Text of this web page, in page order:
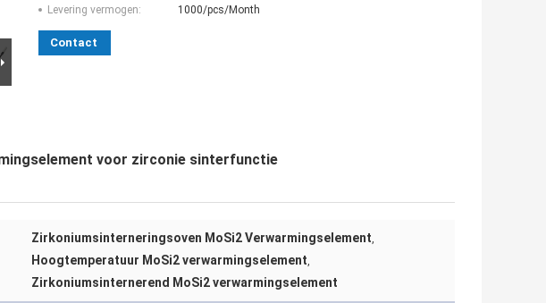
Levering vermogen:
1000/pcs/Month
Contact
voor zirconie sinterfunctie
Zirkoniumsinterneringsoven MoSi2 Verwarmingselement,
Hoogtemperatuur MoSi2 verwarmingselement,
Zirkoniumsinternerend MoSi2 verwarmingselement